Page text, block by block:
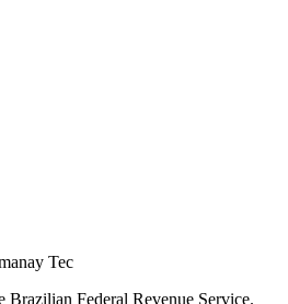
Tec
Brazilian Federal Revenue Service.